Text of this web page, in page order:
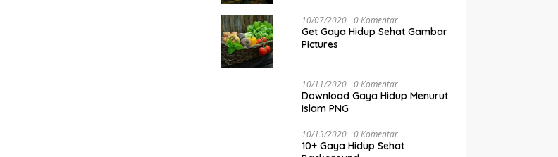
10/07/2020 0 Komentar
Get Gaya Hidup Sehat Gambar
Pictures
10/11/2020 0 Komentar
Download Gaya Hidup Menurut
Islam PNG
10/13/2020 0 Komentar
10+ Gaya Hidup Sehat